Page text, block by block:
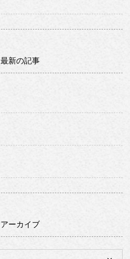
最新の記事
アーカイブ